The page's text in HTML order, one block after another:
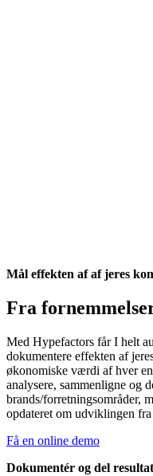
Mål effekten af af jeres
Fra
Med Hypefactors får I helt
dokumentere effekten af
økonomiske værdi af hver
analysere, sammenligne og
brands/forretningsområder,
opdateret om udviklingen
Få en online demo
Dokumentér og del